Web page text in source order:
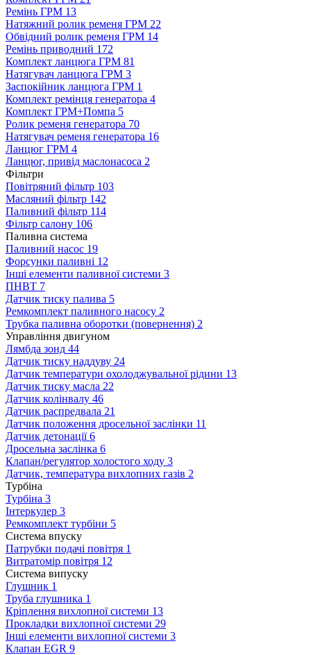
Ремінь ГРМ 13
Натяжний ролик ременя ГРМ 22
Обвідний ролик ременя ГРМ 14
Ремінь приводний 172
Комплект ланцюга ГРМ 81
Натягувач ланцюга ГРМ 3
Заспокійник ланцюга ГРМ 1
Комплект ремінця генератора 4
Комплект ГРМ+Помпа 5
Ролик ременя генератора 70
Натягувач ременя генератора 16
Ланцюг ГРМ 4
Ланцюг, привід маслонасоса 2
Фільтри
Повітряний фільтр 103
Масляний фільтр 142
Паливний фільтр 114
Фільтр салону 106
Паливна система
Паливний насос 19
Форсунки паливні 12
Інші елементи паливної системи 3
ПНВТ 7
Датчик тиску палива 5
Ремкомплект паливного насосу 2
Трубка паливна оборотки (повернення) 2
Управління двигуном
Лямбда зонд 44
Датчик тиску наддуву 24
Датчик температури охолоджувальної рідини 13
Датчик тиску масла 22
Датчик колінвалу 46
Датчик распредвала 21
Датчик положення дросельної заслінки 11
Датчик детонації 6
Дросельна заслінка 6
Клапан/регулятор холостого ходу 3
Датчик, температура вихлопних газів 2
Турбіна
Турбіна 3
Інтеркулер 3
Ремкомплект турбіни 5
Система впуску
Патрубки подачі повітря 1
Витратомір повітря 12
Система випуску
Глушник 1
Труба глушника 1
Кріплення вихлопної системи 13
Прокладки вихлопної системи 29
Інші елементи вихлопної системи 3
Клапан EGR 9